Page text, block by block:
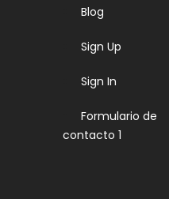
Blog
Sign Up
Sign In
Formulario de
contacto 1